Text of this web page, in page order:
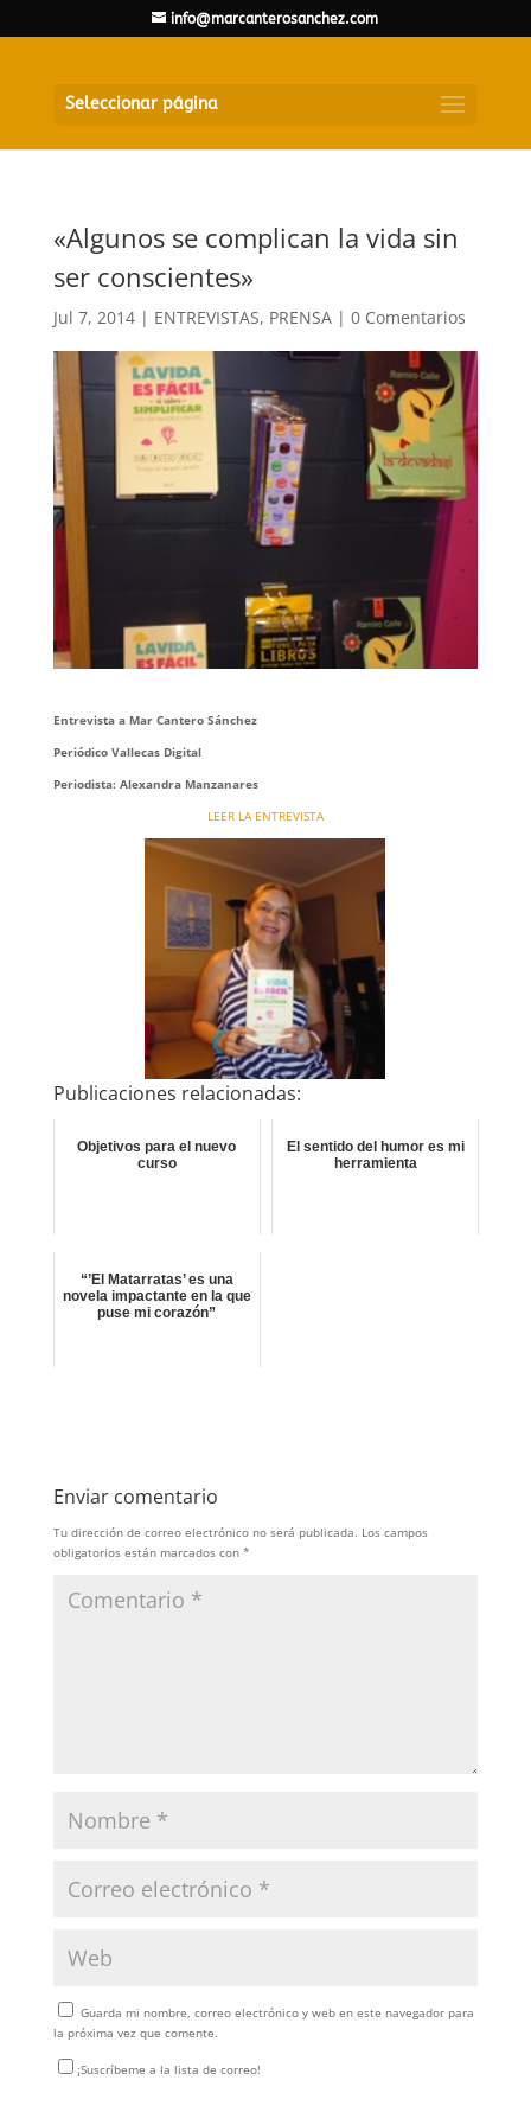
info@marcanterosanchez.com
Seleccionar página
«Algunos se complican la vida sin
ser conscientes»
Jul 7, 2014| ENTREVISTAS, PRENSA| 0 Comentarios
Entrevista a Mar Cantero Sánchez
Periódico Vallecas Digital
Periodista: Alexandra Manzanares
LEER LA ENTREVISTA
Publicaciones relacionadas:
Objetivos para el nuevo
curso
El sentido del humor es mi
herramienta
“’El Matarratas’ es una
novela impactante en la que
puse mi corazón”
Enviar comentario
Tu dirección de correo electrónico no será publicada. Los campos
obligatorios están marcados con *
Guarda mi nombre, correo electrónico y web en este navegador para
la próxima vez que comente.
¡Suscríbeme a la lista de correo!